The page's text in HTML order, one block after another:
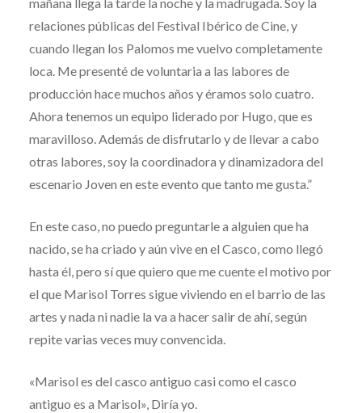
relaciones públicas del Festival Ibérico de Cine, y
cuando llegan los Palomos me vuelvo completamente
loca. Me presenté de voluntaria a las labores de
producción hace muchos años y éramos solo cuatro.
Ahora tenemos un equipo liderado por Hugo, que es
maravilloso. Además de disfrutarlo y de llevar a cabo
otras labores, soy la coordinadora y dinamizadora del
escenario Joven en este evento que tanto me gusta.”
En este caso, no puedo preguntarle a alguien que ha
nacido, se ha criado y aún vive en el Casco, como llegó
hasta él, pero sí que quiero que me cuente el motivo por
el que Marisol Torres sigue viviendo en el barrio de las
artes y nada ni nadie la va a hacer salir de ahí, según
repite varias veces muy convencida.
«Marisol es del casco antiguo casi como el casco
antiguo es a Marisol», Diría yo.